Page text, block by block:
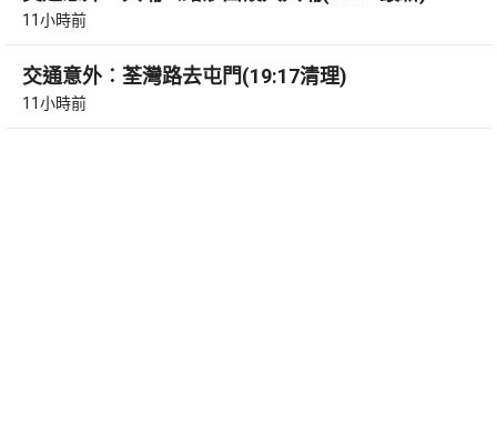
11小時前
交通意外︰荃灣路去屯門(19:17清理)
11小時前